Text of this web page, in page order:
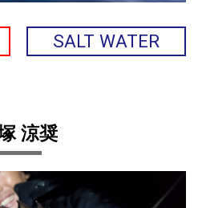
SALT WATER
涼奨